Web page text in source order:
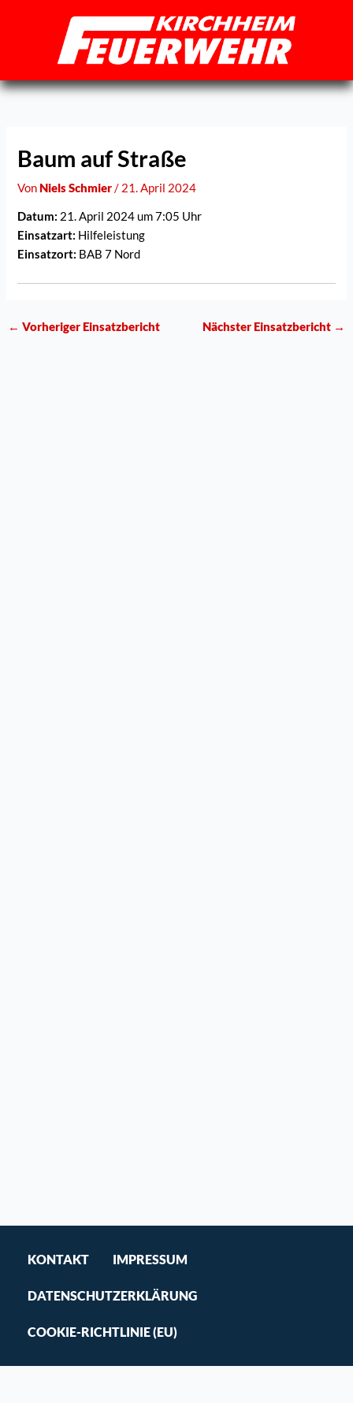
Baum auf Straße
VonNiels Schmier/ 21. April 2024
Datum: 21. April 2024 um 7:05 Uhr
Einsatzart: Hilfeleistung
Einsatzort: BAB 7 Nord
← Vorheriger Einsatzbericht Nächster Einsatzbericht →
KONTAKT IMPRESSUM
DATENSCHUTZERKLÄRUNG
COOKIE-RICHTLINIE (EU)